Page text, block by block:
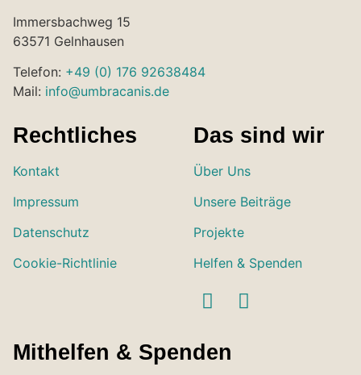
Immersbachweg 15
63571 Gelnhausen
Telefon: +49 (0) 176 92638484
Mail: info@umbracanis.de
Rechtliches
Kontakt
Impressum
Datenschutz
Cookie-Richtlinie
Das sind wir
Über Uns
Unsere Beiträge
Projekte
Helfen & Spenden
Mithelfen & Spenden